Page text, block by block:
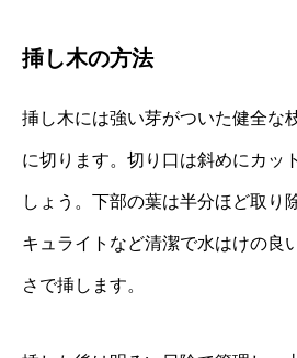
挿し木の方法
挿し木には強い芽がついた健全な
に切ります。切り口は斜めにカッ
しょう。下部の葉は半分ほど取り
キュライトなど清潔で水はけの良
さで挿します。